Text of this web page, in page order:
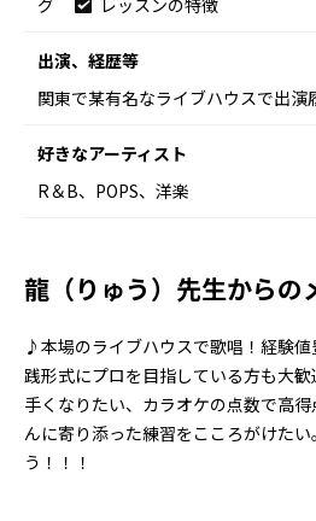
出演、経歴等
関東で某有名なライブハウスで出演
好きなアーティスト
R＆B、POPS、洋楽
龍（りゅう）先生からの
♪本場のライブハウスで歌唱！経験
践形式にプロを目指している方も大
手くなりたい、カラオケの点数で高
んに寄り添った練習をこころがけた
う！！！